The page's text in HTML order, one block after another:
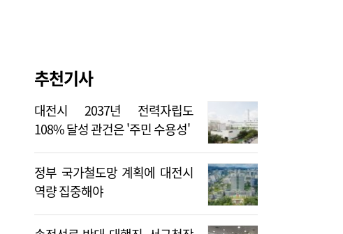
추천기사
대전시 2037년 전력자립도
108% 달성 관건은 '주민 수용성'
정부 국가철도망 계획에 대전시
역량 집중해야